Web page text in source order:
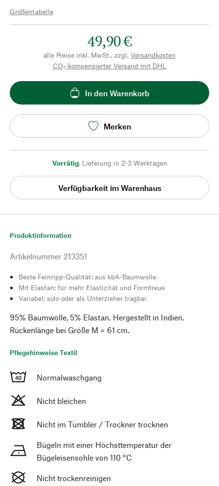
Größentabelle
49,90 €
alle Preise inkl. MwSt., zzgl. Versandkosten
CO₂-kompensierter Versand mit DHL
In den Warenkorb
Merken
Vorrätig, Lieferung in 2-3 Werktagen
Verfügbarkeit im Warenhaus
Produktinformation
Artikelnummer 213351
Beste Feinripp-Qualität: aus kbA-Baumwolle
Mit Elastan: für mehr Elastizität und Formtreue
Variabel: solo oder als Unterzieher tragbar
95% Baumwolle, 5% Elastan. Hergestellt in Indien.
Rückenlänge bei Größe M = 61 cm.
Pflegehinweise Textil
Normalwaschgang
Nicht bleichen
Nicht im Tumbler / Trockner trocknen
Bügeln mit einer Höchsttemperatur der
Bügeleisensohle von 110 °C
Nicht trockenreinigen